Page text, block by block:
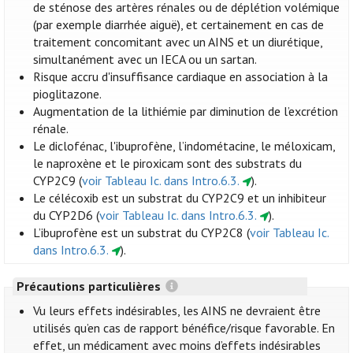
de sténose des artères rénales ou de déplétion volémique
(par exemple diarrhée aiguë), et certainement en cas de
traitement concomitant avec un AINS et un diurétique,
simultanément avec un IECA ou un sartan.
Risque accru d'insuffisance cardiaque en association à la
pioglitazone.
Augmentation de la lithiémie par diminution de l’excrétion
rénale.
Le diclofénac, l'ibuprofène, l’indométacine, le méloxicam,
le naproxène et le piroxicam sont des substrats du
CYP2C9 (voir Tableau Ic. dans Intro.6.3.
).
Le célécoxib est un substrat du CYP2C9 et un inhibiteur
du CYP2D6 (voir Tableau Ic. dans Intro.6.3.
).
L’ibuprofène est un substrat du CYP2C8 (voir Tableau Ic.
dans Intro.6.3.
).
Précautions particulières
Vu leurs effets indésirables, les AINS ne devraient être
utilisés qu’en cas de rapport bénéfice/risque favorable. En
effet, un médicament avec moins d’effets indésirables